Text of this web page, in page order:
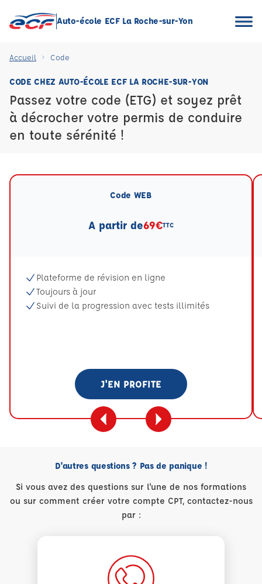
Auto-école ECF La Roche-sur-Yon
Accueil Code
CODE CHEZ AUTO-ÉCOLE ECF LA ROCHE-SUR-YON
Passez votre code (ETG) et soyez prêt
à décrocher votre permis de conduire
en toute sérénité !
Code WEB
A partir de69€TTC
Plateforme de révision en ligne
Toujours à jour
Suivi de la progression avec tests illimités
J'EN PROFITE
D'autres questions ? Pas de panique !
Si vous avez des questions sur l'une de nos formations
ou sur comment créer votre compte CPT, contactez-nous
par :